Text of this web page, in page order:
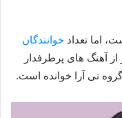
اما تعداد خوانندگان
آهنگ های پرطرفدار
تی آرا خوانده است.